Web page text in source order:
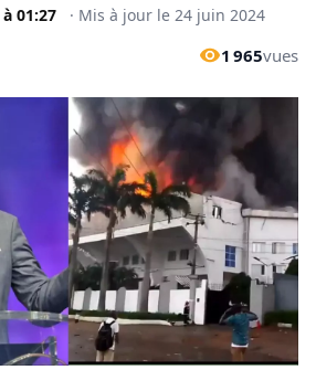
à 01:27 · Mis à jour le 24 juin 2024
1 965vues